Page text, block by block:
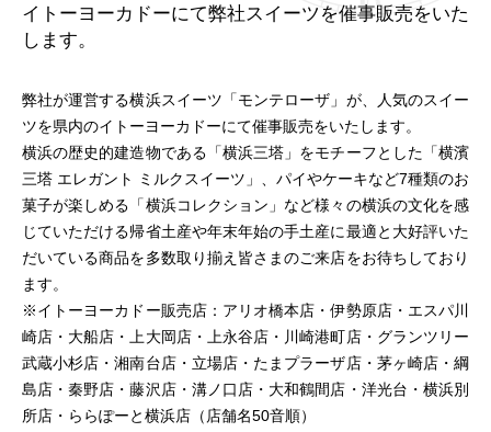
イトーヨーカドーにて弊社スイーツを催事販売をいた
します。
弊社が運営する横浜スイーツ「モンテローザ」が、人気のスイー
ツを県内のイトーヨーカドーにて催事販売をいたします。
横浜の歴史的建造物である「横浜三塔」をモチーフとした「横濱
三塔 エレガント ミルクスイーツ」、パイやケーキなど7種類のお
菓子が楽しめる「横浜コレクション」など様々の横浜の文化を感
じていただける帰省土産や年末年始の手土産に最適と大好評いた
だいている商品を多数取り揃え皆さまのご来店をお待ちしており
ます。
※イトーヨーカドー販売店：アリオ橋本店・伊勢原店・エスパ川
崎店・大船店・上大岡店・上永谷店・川崎港町店・グランツリー
武蔵小杉店・湘南台店・立場店・たまプラーザ店・茅ヶ崎店・綱
島店・秦野店・藤沢店・溝ノ口店・大和鶴間店・洋光台・横浜別
所店・ららぽーと横浜店（店舗名50音順）